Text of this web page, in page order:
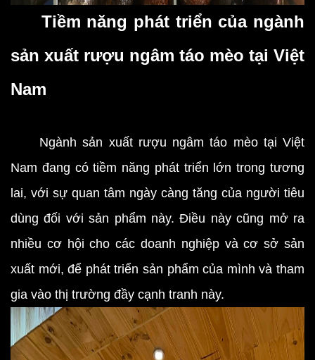
Tiềm năng phát triển của ngành
sản xuất rượu ngâm táo mèo tại Việt
Nam
Ngành sản xuất rượu ngâm táo mèo tại Việt
Nam đang có tiềm năng phát triển lớn trong tương
lai, với sự quan tâm ngày càng tăng của người tiêu
dùng đối với sản phẩm này. Điều này cũng mở ra
nhiều cơ hội cho các doanh nghiệp và cơ sở sản
xuất mới, để phát triển sản phẩm của mình và tham
gia vào thị trường đầy cạnh tranh này.